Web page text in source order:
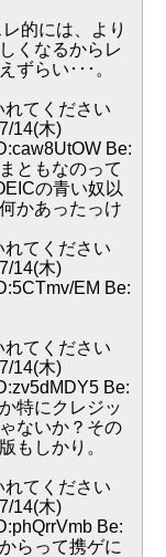
的には、より
くなるからレ
ずらい･･･。
てください
14(木)
Be:
ともなのって
の青い奴以
かあったっけ
てください
14(木)
EM Be:
てください
14(木)
Be:
特にクレジッ
ないか？その
もしかり。
てください
14(木)
Be:
らって携ゲに